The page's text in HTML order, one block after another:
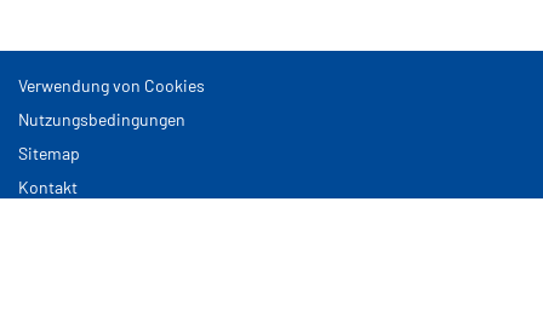
Verwendung von Cookies
Nutzungsbedingungen
Sitemap
Kontakt